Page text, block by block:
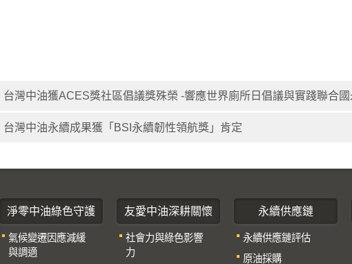
台灣中油獲ACES獎社區倡議獎殊榮 -響應世界廁所日倡議與實踐聯合
台灣中油永續成果獲「BSI永續韌性領航獎」肯定
淨零中油綠色守護
氣候變遷因應減緩
與調適
友愛中油深耕關懷
社會力與綠色影響
力
永續供應鏈
永續供應鏈評估
原油採購